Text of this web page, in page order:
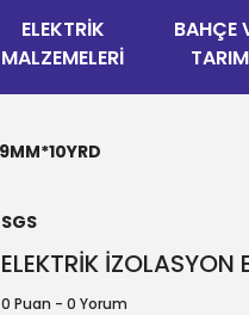
ELEKTRİK
MALZEMELERİ
BAHÇE
TARIM
SGS
ELEKTRİK
0 Puan - 0 Yorum